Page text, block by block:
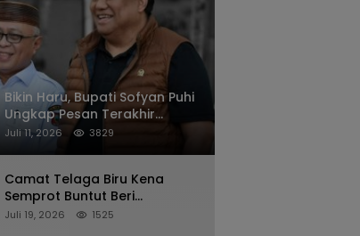
Bikin Haru, Bupati Sofyan Puhi
Ungkap Pesan Terakhir
Rachmat Gobel Sehari
Sebelum Wafat
Juli 11, 2026 3829
Camat Telaga Biru Kena
Semprot Buntut Beri
Pernyataan Soal Gaji CS
Juli 19, 2026 1525